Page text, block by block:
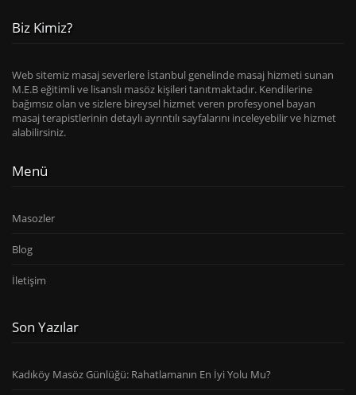
Biz Kimiz?
Web sitemiz masaj severlere İstanbul genelinde masaj hizmeti sunan
M.E.B eğitimli ve lisanslı masöz kişileri tanıtmaktadır. Kendilerine
bağımsız olan ve sizlere bireysel hizmet veren profesyonel bayan
masaj terapistlerinin detaylı ayrıntılı sayfalarını inceleyebilir ve hizmet
alabilirsiniz.
Menü
Masozler
Blog
İletişim
Son Yazılar
Kadıköy Masöz Günlüğü: Rahatlamanın En İyi Yolu Mu?